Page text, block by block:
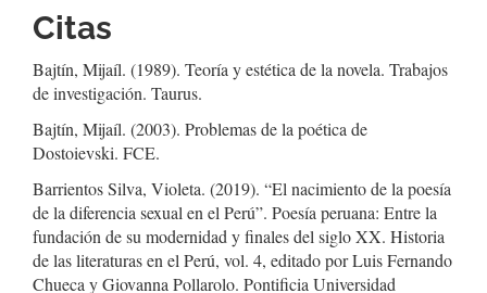
Citas
Bajtín, Mijaíl. (1989). Teoría y estética de la novela. Trabajos
de investigación. Taurus.
Bajtín, Mijaíl. (2003). Problemas de la poética de
Dostoievski. FCE.
Barrientos Silva, Violeta. (2019). “El nacimiento de la poesía
de la diferencia sexual en el Perú”. Poesía peruana: Entre la
fundación de su modernidad y finales del siglo XX. Historia
de las literaturas en el Perú, vol. 4, editado por Luis Fernando
Chueca y Giovanna Pollarolo. Pontificia Universidad